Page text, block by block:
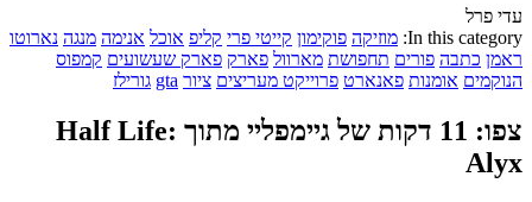
עדי פרל
In this category: מוזיקה פוקימון קייטי פרי קליפ אוכל אנימה מנגה נארוטו
ראמן כתבה פורים תחפושת מארוול פארק פארק שעשועים קמפוס
הנוקמים אומנות פאנארט פרוייקט מעריצים ציור gta גורילז
צפו: 11 דקות של גיימפליי מתוך Half Life:
Alyx